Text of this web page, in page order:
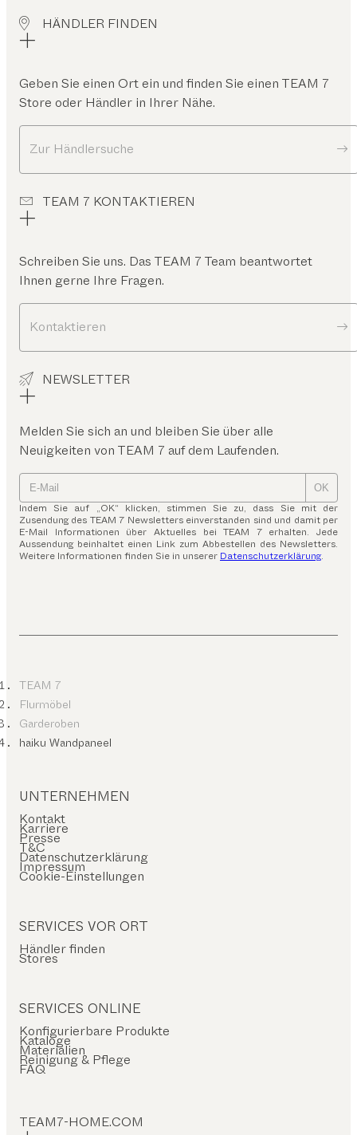
HÄNDLER FINDEN
Geben Sie einen Ort ein und finden Sie einen TEAM 7
Store oder Händler in Ihrer Nähe.
Zur Händlersuche
TEAM 7 KONTAKTIEREN
Schreiben Sie uns. Das TEAM 7 Team beantwortet
Ihnen gerne Ihre Fragen.
Kontaktieren
NEWSLETTER
Melden Sie sich an und bleiben Sie über alle
Neuigkeiten von TEAM 7 auf dem Laufenden.
OK
Indem Sie auf „OK“ klicken, stimmen Sie zu, dass Sie mit der
Zusendung des TEAM 7 Newsletters einverstanden sind und damit per
E-Mail Informationen über Aktuelles bei TEAM 7 erhalten. Jede
Aussendung beinhaltet einen Link zum Abbestellen des Newsletters.
Weitere Informationen finden Sie in unserer Datenschutzerklärung.
TEAM 7
Flurmöbel
Garderoben
haiku Wandpaneel
UNTERNEHMEN
Kontakt
Karriere
Presse
T&C
Datenschutzerklärung
Impressum
Cookie-Einstellungen
SERVICES VOR ORT
Händler finden
Stores
SERVICES ONLINE
Konfigurierbare Produkte
Kataloge
Materialien
Reinigung & Pflege
FAQ
TEAM7-HOME.COM